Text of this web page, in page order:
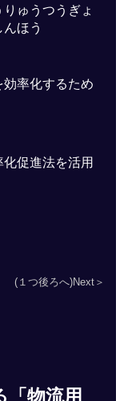
ゅうつうぎょ
ほう
率化するため
促進法を活用
(１つ後ろへ)Next＞
「物流用